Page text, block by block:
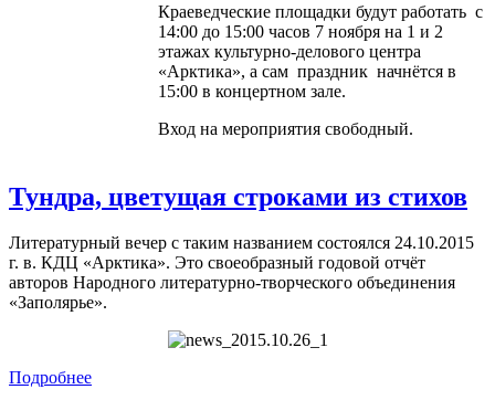
Краеведческие площадки будут работать с
14:00 до 15:00 часов 7 ноября на 1 и 2
этажах культурно-делового центра
«Арктика», а сам праздник начнётся в
15:00 в концертном зале.
Вход на мероприятия свободный.
Тундра, цветущая строками из стихов
Литературный вечер с таким названием состоялся 24.10.2015
г. в. КДЦ «Арктика». Это своеобразный годовой отчёт
авторов Народного литературно-творческого объединения
«Заполярье».
Подробнее